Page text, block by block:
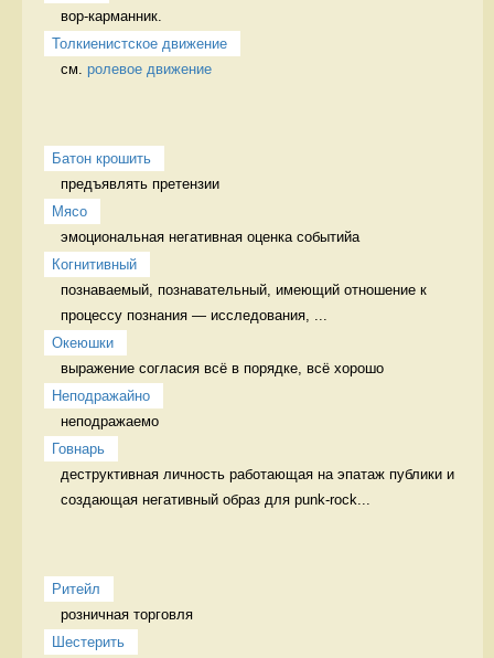
вор-карманник.
Толкиенистское движение
см. ролевое движение
Батон крошить
предъявлять претензии
Мясо
эмоциональная негативная оценка событийа
Когнитивный
познаваемый, познавательный, имеющий отношение к
процессу познания — исследования, ...
Океюшки
выражение согласия всё в порядке, всё хорошо
Неподражайно
неподражаемо
Говнарь
деструктивная личность работающая на эпатаж публики и
создающая негативный образ для punk-rock...
Ритейл
розничная торговля
Шестерить